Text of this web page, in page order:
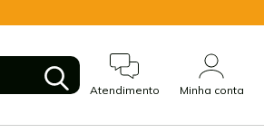
Atendimento Minha conta